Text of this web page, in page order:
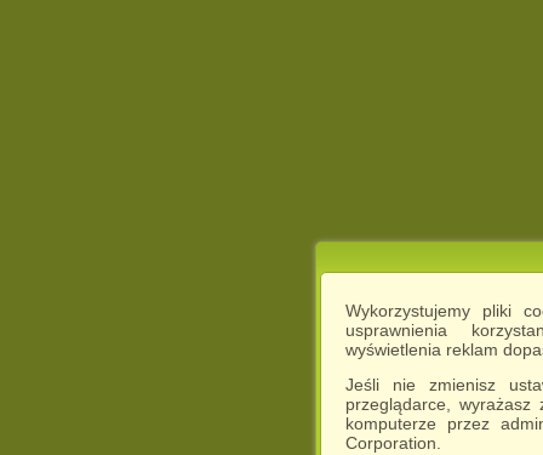
Wykorzystujemy pliki
usprawnienia
wyświetlenia reklam
Jeśli nie zmienisz
przeglądarce,
komputerze przez
Corporation.